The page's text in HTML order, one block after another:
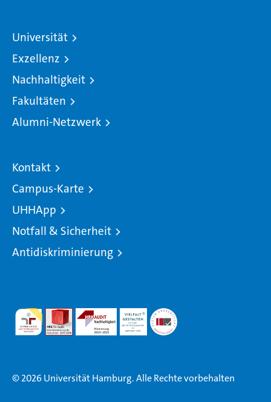
Universität
Exzellenz
Nachhaltigkeit
Fakultäten
Alumni-Netzwerk
Kontakt
Campus-Karte
UHHApp
Notfall & Sicherheit
Antidiskriminierung
© 2026 Universität Hamburg. Alle Rechte vorbehalten